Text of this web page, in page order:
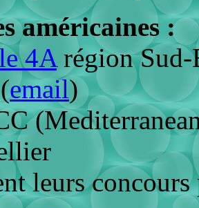
américaines :
4Arégion Sud-
email)
leurs